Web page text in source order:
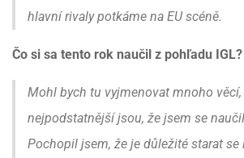
hlavní rivaly potkáme na EU scéně.
Čo si sa tento rok naučil z pohľadu IGL?
Mohl bych tu vyjmenovat mnoho věcí,
nejpodstatnější jsou, že jsem se
Pochopil jsem, že je důležité starat se